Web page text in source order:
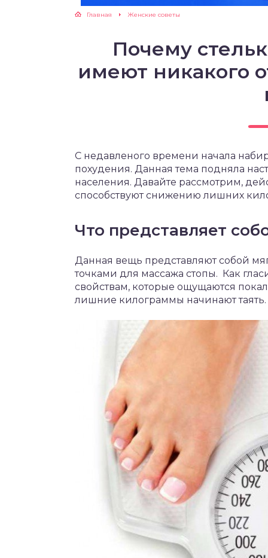
Главная Женские советы
Почему
имеют никакого
С недавленого времени начала
похудения. Данная тема подняла
населения. Давайте рассмотрим,
способствуют снижению лишних
Что представляет
Данная вещь представляют собой
точками для массажа стопы. Как
свойствам, которые ощущаются
лишние килограммы начинают таять.